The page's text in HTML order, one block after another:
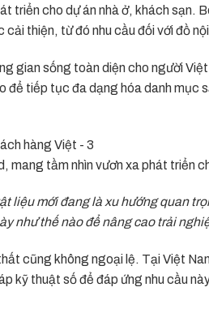
triển cho dự án nhà ở, khách sạn.
thiện, từ đó nhu cầu đối với đồ
gian sống toàn diện cho người
tiếp tục đa dạng hóa danh mục
tầm nhìn vươn xa phát triển
liệu mới đang là xu hướng quan
như thế nàođể nâng cao trải
cũng không ngoại lệ. Tại Việt
kỹ thuật số để đáp ứng nhu cầu